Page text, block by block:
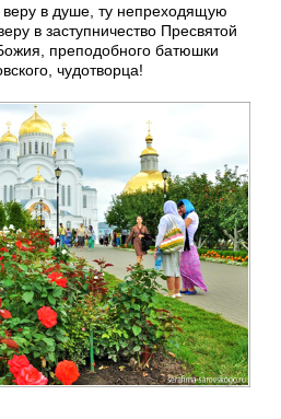
в душе, ту непреходящую
в заступничество Пресвятой
преподобного батюшки
чудотворца!